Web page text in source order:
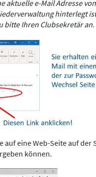
aktuelle e-Mail Adresse
hinterlegt
bitte Ihren Clubsekretär an.
auf eine Web-Seite auf der
können.